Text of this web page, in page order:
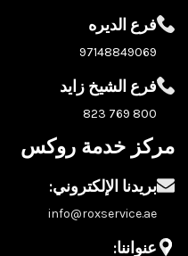
فرع الديره
97148849069
فرع الشيخ زايد
800 769 823
مركز خدمة روكس
بريدنا الإلكتروني:
info@roxservice.ae
عنواننا: